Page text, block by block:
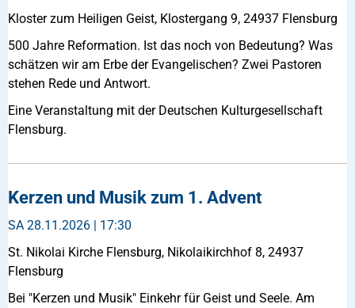
Kloster zum Heiligen Geist, Klostergang 9, 24937 Flensburg
500 Jahre Reformation. Ist das noch von Bedeutung? Was
schätzen wir am Erbe der Evangelischen? Zwei Pastoren
stehen Rede und Antwort.
Eine Veranstaltung mit der Deutschen Kulturgesellschaft
Flensburg.
Kerzen und Musik zum 1. Advent
SA 28.11.2026 | 17:30
St. Nikolai Kirche Flensburg, Nikolaikirchhof 8, 24937
Flensburg
Bei "Kerzen und Musik" Einkehr für Geist und Seele. Am